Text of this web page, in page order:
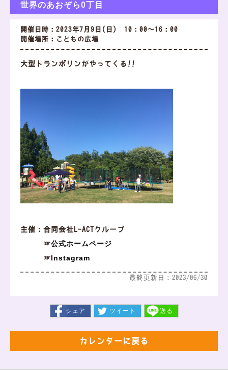
世界のあおぞら0丁目
開催日時：2023年7月9日(日) 10：00～16：00
開催場所：こどもの広場
大型トランポリンがやってくる!!
主催：合同会社L-ACTグループ
☞公式ホームページ
☞Instagram
最終更新日：2023/06/30
シェア ツイート 送る
カレンダーに戻る